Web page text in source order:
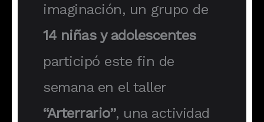
imaginación, un grupo de
14 niñas y adolescentes
participó este fin de
semana en el taller
“Arterrario”, una actividad